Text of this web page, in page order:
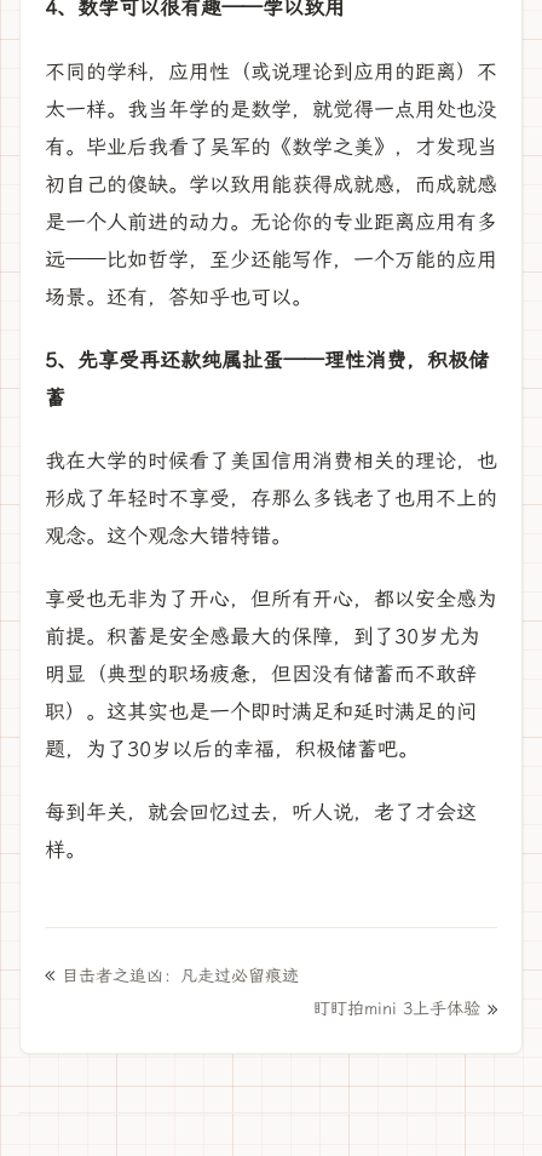
4、数学可以很有趣——学以致用
不同的学科，应用性（或说理论到应用的距离）不
太一样。我当年学的是数学，就觉得一点用处也没
有。毕业后我看了吴军的《数学之美》，才发现当
初自己的傻缺。学以致用能获得成就感，而成就感
是一个人前进的动力。无论你的专业距离应用有多
远——比如哲学，至少还能写作，一个万能的应用
场景。还有，答知乎也可以。
5、先享受再还款纯属扯蛋——理性消费，积极储
蓄
我在大学的时候看了美国信用消费相关的理论，也
形成了年轻时不享受，存那么多钱老了也用不上的
观念。这个观念大错特错。
享受也无非为了开心，但所有开心，都以安全感为
前提。积蓄是安全感最大的保障，到了30岁尤为
明显（典型的职场疲惫，但因没有储蓄而不敢辞
职）。这其实也是一个即时满足和延时满足的问
题，为了30岁以后的幸福，积极储蓄吧。
每到年关，就会回忆过去，听人说，老了才会这
样。
« 目击者之追凶：凡走过必留痕迹
盯盯拍mini 3上手体验 »